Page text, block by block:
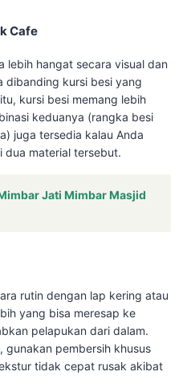
Cafe
lebih hangat secara visual dan
dibanding kursi besi yang
kursi besi memang lebih
keduanya (rangka besi
juga tersedia kalau Anda
dua material tersebut.
Jati Mimbar Masjid
rutin dengan lap kering atau
yang bisa meresap ke
pelapukan dari dalam.
gunakan pembersih khusus
tidak cepat rusak akibat